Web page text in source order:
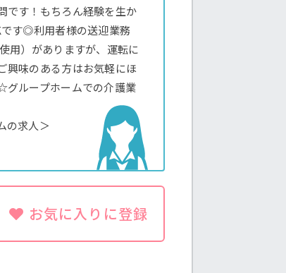
です！もちろん経験を生か
す◎利用者様の送迎業務
用）がありますが、運転に
興味のある方はお気軽にほ
グループホームでの介護業
求人＞
お気に入りに登録